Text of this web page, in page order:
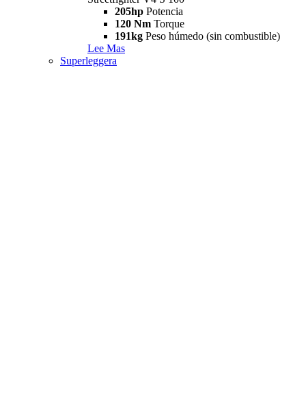
205hp Potencia
120 Nm Torque
191kg Peso húmedo (sin combustible)
Lee Mas
Superleggera